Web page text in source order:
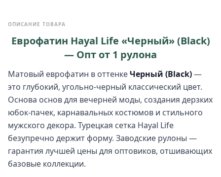
ОПИСАНИЕ ТОВАРА
Еврофатин Hayal Life «Черный» (Black)
— Опт от 1 рулона
Матовый еврофатин в оттенкеЧерный (Black)—
это глубокий, угольно-черный классический цвет.
Основа основ для вечерней моды, создания дерзких
юбок-пачек, карнавальных костюмов и стильного
мужского декора. Турецкая сетка Hayal Life
безупречно держит форму. Заводские рулоны —
гарантия лучшей цены для оптовиков, отшивающих
базовые коллекции.